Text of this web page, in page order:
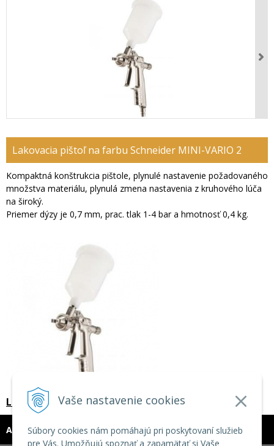
Vaše nastavenie cookies
Súbory cookies nám pomáhajú pri poskytovaní služieb
pre Vás. Umožňujú spoznať a zapamätať si Vaše
Lakovacia pištoľ na farbu Schneider MINI-VARIO 2
Kompaktná konštrukcia pištole, plynulé nastavenie požadovaného
množstva materiálu, plynulá zmena nastavenia z kruhového lúča
na široký.
Priemer dýzy je 0,7 mm, prac. tlak 1-4 bar a hmotnosť 0,4 kg.
Lakovacia pištoľ na farbu Schneider MINI-VARIO 2
ADRESA